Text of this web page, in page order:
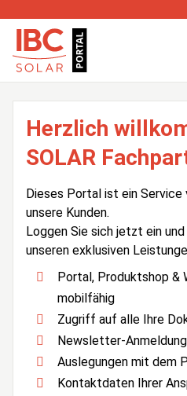
Herzlich
SOLAR
Dieses Portal ist ein Service
unsere Kunden.
Loggen Sie sich jetzt ein
unseren exklusiven
Portal, Produktshop &
mobilfähig
Zugriff auf alle Ihre
Newsletter-
Auslegungen mit dem
Kontaktdaten Ihrer